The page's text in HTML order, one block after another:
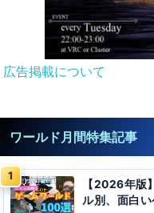
広告掲載について
ワールド月間特集記事
【2026年版
ル別、面白